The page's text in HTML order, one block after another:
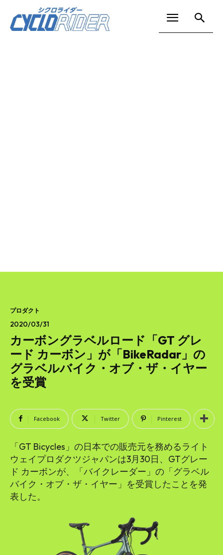
プロダクト
2020/03/31
カーボングラベルロード「GT グレ
ード カーボン」が「BikeRadar」の
グラベルバイク・オブ・ザ・イヤー
を受賞
Facebook Twitter Pinterest
「GT Bicycles」の日本での販売元を務めるライト
ウェイプロダクツジャパンは3月30日、GTグレー
ド カーボンが、「バイクレーダー」の「グラベル
バイク・オブ・ザ・イヤー」を受賞したことを発
表した。